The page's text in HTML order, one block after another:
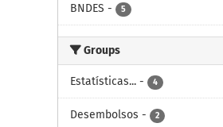
BNDES - 5
Groups
Estatísticas... - 4
Desembolsos - 2